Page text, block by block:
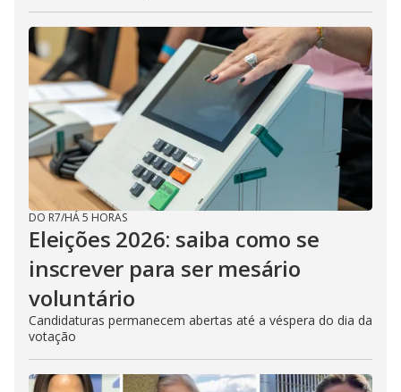
DO R7/HÁ 5 HORAS
Eleições 2026: saiba como se
inscrever para ser mesário
voluntário
Candidaturas permanecem abertas até a véspera do dia da
votação